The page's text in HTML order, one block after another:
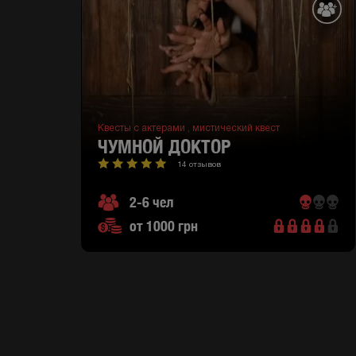
Квесты с актерами , мистический квест
ЧУМНОЙ ДОКТОР
14 отзывов
2-6 чел
от 1000 грн